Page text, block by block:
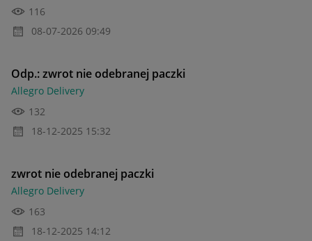
116
‎08-07-2026 09:49
Odp.: zwrot nie odebranej paczki
Allegro Delivery
132
‎18-12-2025 15:32
zwrot nie odebranej paczki
Allegro Delivery
163
‎18-12-2025 14:12